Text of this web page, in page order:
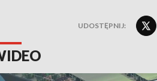
UDOSTĘPNIJ: